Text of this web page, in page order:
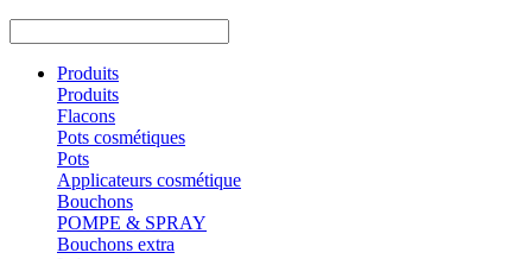
Produits
Produits
Flacons
Pots cosmétiques
Pots
Applicateurs cosmétique
Bouchons
POMPE & SPRAY
Bouchons extra